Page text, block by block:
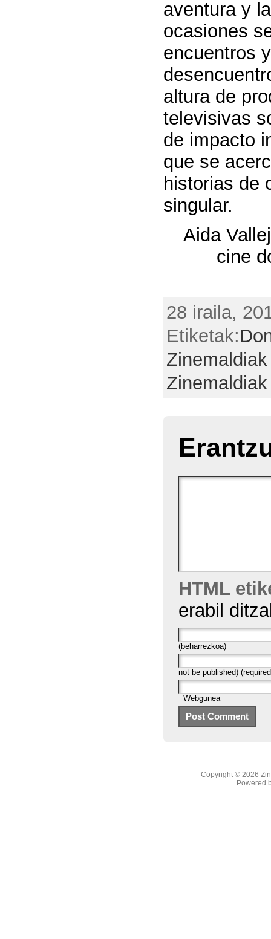
aventura y
ocasiones
encuentros y
altura de
televisivas
de impacto
que se
historias de
singular.
Aida
cine
28 iraila,
Etiketak:
Zinemaldiak
Zinemaldiak
HTML
erabil
(beharrezkoa)
not be published)
Webgunea
Copyright © 2026
Powered